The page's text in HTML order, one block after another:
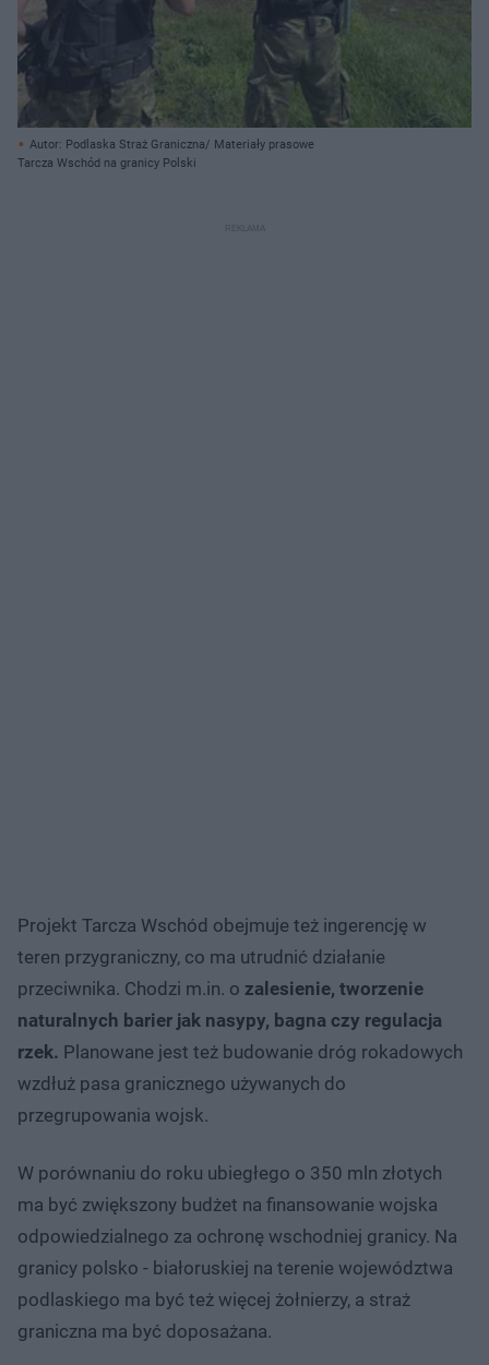
Autor: Podlaska Straż Graniczna/ Materiały prasowe
Tarcza Wschód na granicy Polski
Projekt Tarcza Wschód obejmuje też ingerencję w
teren przygraniczny, co ma utrudnić działanie
przeciwnika. Chodzi m.in. o zalesienie, tworzenie
naturalnych barier jak nasypy, bagna czy regulacja
rzek. Planowane jest też budowanie dróg rokadowych
wzdłuż pasa granicznego używanych do
przegrupowania wojsk.
W porównaniu do roku ubiegłego o 350 mln złotych
ma być zwiększony budżet na finansowanie wojska
odpowiedzialnego za ochronę wschodniej granicy. Na
granicy polsko - białoruskiej na terenie województwa
podlaskiego ma być też więcej żołnierzy, a straż
graniczna ma być doposażana​.